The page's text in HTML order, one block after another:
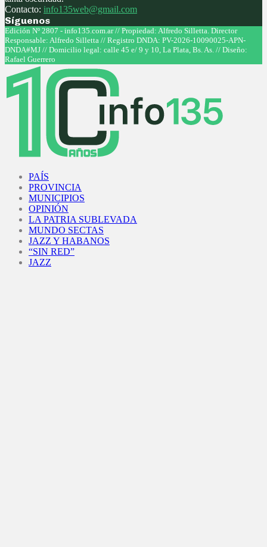
Contacto: info135web@gmail.com
Síguenos
Facebook
Twitter
Instagram
Youtube
Edición Nº 2807 - info135.com.ar // Propiedad: Alfredo Silletta. Director
Responsable: Alfredo Silletta // Registro DNDA: PV-2026-10090025-APN-
DNDA#MJ // Domicilio legal: calle 45 e/ 9 y 10, La Plata, Bs. As. // Diseño:
Rafael Guerrero
PAÍS
PROVINCIA
MUNICIPIOS
OPINIÓN
LA PATRIA SUBLEVADA
MUNDO SECTAS
JAZZ Y HABANOS
“SIN RED”
JAZZ